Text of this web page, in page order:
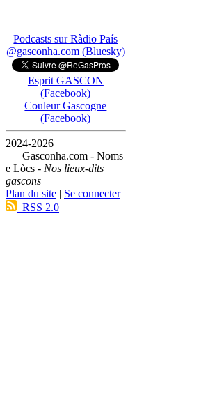
Podcasts sur Ràdio País
@gasconha.com (Bluesky)
Esprit GASCON
(Facebook)
Couleur Gascogne
(Facebook)
2024-2026
— Gasconha.com - Noms
e Lòcs - Nos lieux-dits
gascons
Plan du site | Se connecter|
RSS 2.0